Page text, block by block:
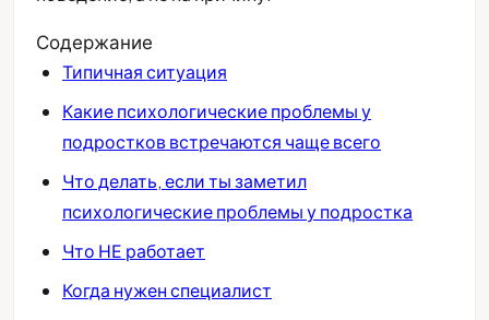
Содержание
Типичная ситуация
Какие психологические проблемы у
подростков встречаются чаще всего
Что делать, если ты заметил
психологические проблемы у подростка
Что НЕ работает
Когда нужен специалист